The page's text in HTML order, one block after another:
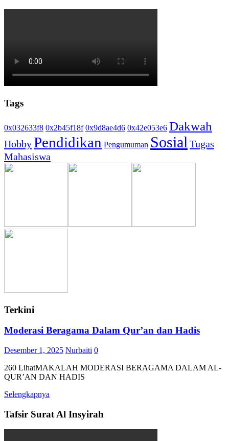
Tags
0x032633f8 0x2b45f18f 0x9d8ae4d6 0x42e053e6 Dakwah
HobbyPendidikan Pengumuman Sosial Tugas
Mahasiswa
Terkini
Moderasi Beragama Dalam Qur’an dan Hadis
Desember 1, 2025 Nurbaiti 0
260 LihatMAKALAH MODERASI BERAGAMA DALAM AL-
QUR’AN DAN HADIS
Selengkapnya
Tafsir Surat Al Insyirah